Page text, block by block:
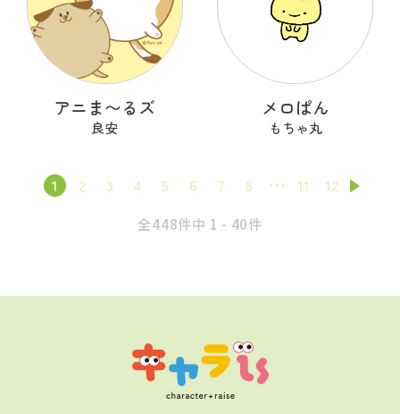
アニま〜るズ
良安
メロぱん
もちゃ丸
1 2 3 4 5 6 7 8 11 12
全448件中 1 - 40件